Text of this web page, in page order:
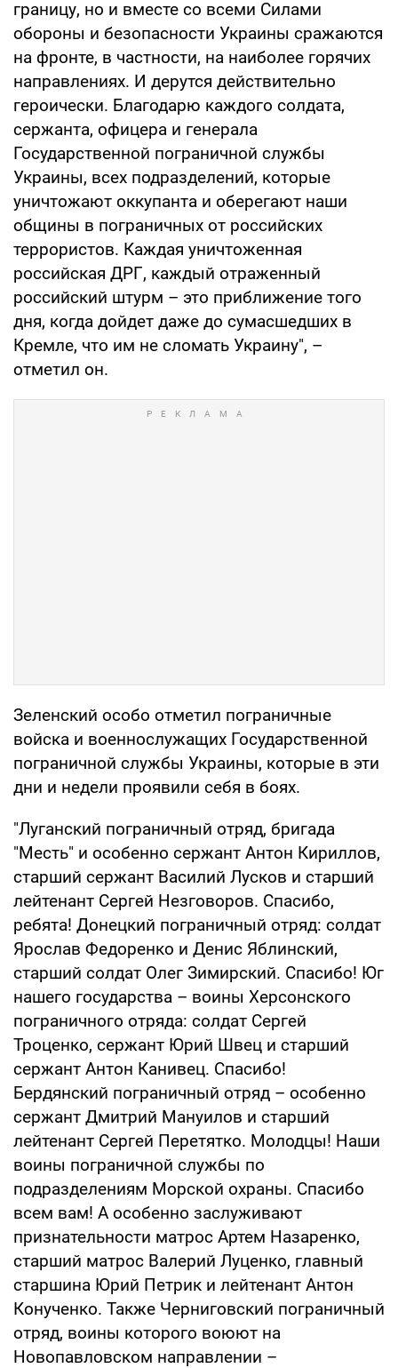
границу, но и вместе со всеми Силами
обороны и безопасности Украины сражаются
на фронте, в частности, на наиболее горячих
направлениях. И дерутся действительно
героически. Благодарю каждого солдата,
сержанта, офицера и генерала
Государственной пограничной службы
Украины, всех подразделений, которые
уничтожают оккупанта и оберегают наши
общины в пограничных от российских
террористов. Каждая уничтоженная
российская ДРГ, каждый отраженный
российский штурм – это приближение того
дня, когда дойдет даже до сумасшедших в
Кремле, что им не сломать Украину", –
отметил он.
Зеленский особо отметил пограничные
войска и военнослужащих Государственной
пограничной службы Украины, которые в эти
дни и недели проявили себя в боях.
"Луганский пограничный отряд, бригада
"Месть" и особенно сержант Антон Кириллов,
старший сержант Василий Лусков и старший
лейтенант Сергей Незговоров. Спасибо,
ребята! Донецкий пограничный отряд: солдат
Ярослав Федоренко и Денис Яблинский,
старший солдат Олег Зимирский. Спасибо! Юг
нашего государства – воины Херсонского
пограничного отряда: солдат Сергей
Троценко, сержант Юрий Швец и старший
сержант Антон Канивец. Спасибо!
Бердянский пограничный отряд – особенно
сержант Дмитрий Мануилов и старший
лейтенант Сергей Перетятко. Молодцы! Наши
воины пограничной службы по
подразделениям Морской охраны. Спасибо
всем вам! А особенно заслуживают
признательности матрос Артем Назаренко,
старший матрос Валерий Луценко, главный
старшина Юрий Петрик и лейтенант Антон
Конученко. Также Черниговский пограничный
отряд, воины которого воюют на
Новопавловском направлении –